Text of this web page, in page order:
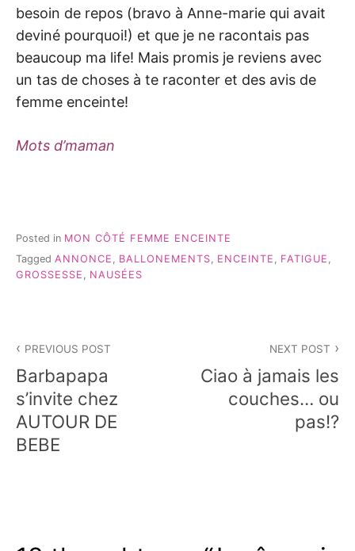
besoin de repos (bravo à Anne-marie qui avait
deviné pourquoi!) et que je ne racontais pas
beaucoup ma life! Mais promis je reviens avec
un tas de choses à te raconter et des avis de
femme enceinte!
Mots d’maman
Posted in MON CÔTÉ FEMME ENCEINTE
Tagged ANNONCE , BALLONEMENTS, ENCEINTE , FATIGUE ,
GROSSESSE , NAUSÉES
de
l’article
PREVIOUS POST
Barbapapa
s’invite chez
AUTOUR DE
BEBE
NEXT POST
Ciao à jamais les
couches… ou
pas!?